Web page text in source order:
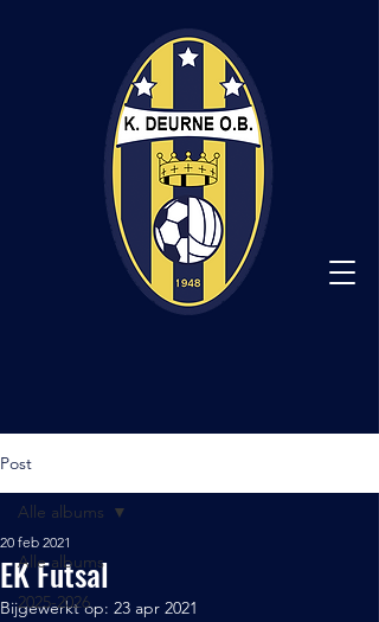
Post
Alle albums
2025-2026
Alle albums
EK Futsal
20 feb 2021
Bijgewerkt op: 23 apr 2021